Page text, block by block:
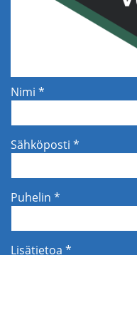
Nimi *
Sähköposti *
Puhelin *
Lisätietoa *